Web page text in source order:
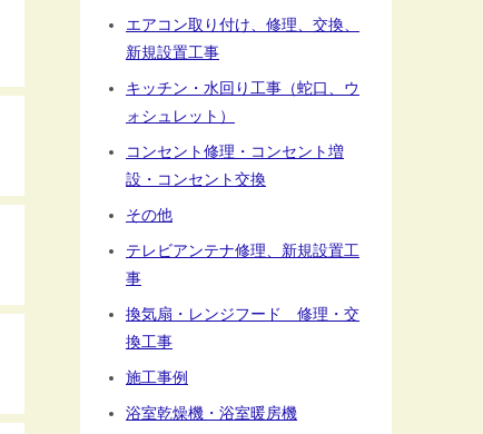
エアコン取り付け、修理、交換、
新規設置工事
キッチン・水回り工事（蛇口、ウ
ォシュレット）
コンセント修理・コンセント増
設・コンセント交換
その他
テレビアンテナ修理、新規設置工
事
換気扇・レンジフード 修理・交
換工事
施工事例
浴室乾燥機・浴室暖房機